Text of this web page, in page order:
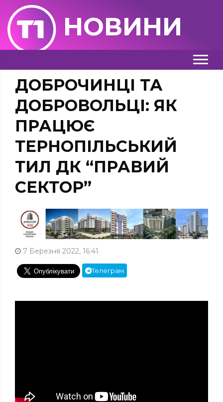
НОВИНИ
ДОБРОЧИНЦІ ТА
ДОБРОВОЛЬЦІ: ЯК
ПРАЦЮЄ
ТЕРНОПІЛЬСЬКИЙ
ТИЛ ДК “ПРАВИЙ
СЕКТОР”
7 Березня 2022, 16:41
Телеграм